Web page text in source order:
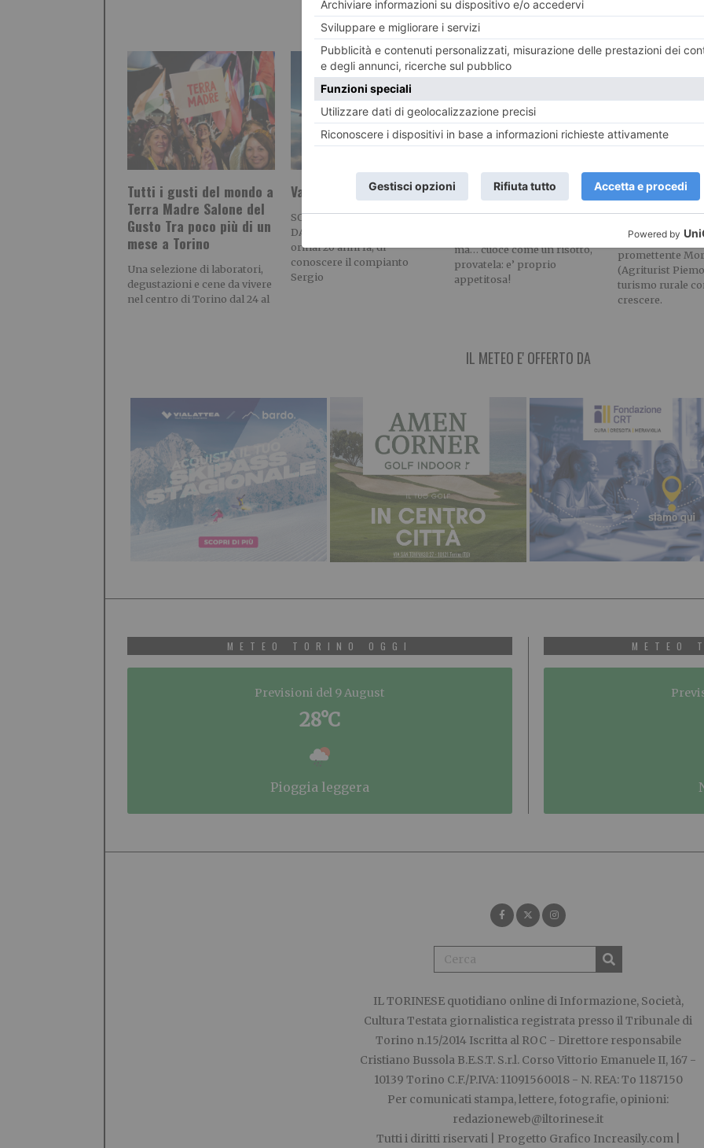
RECENTI:
Tutti i gusti del mondo a
Terra Madre Salone del
Gusto Tra poco più di un
mese a Torino
Una selezione di laboratori,
degustazioni e cene da vivere
nel centro di Torino dal 24 al
Vacanza… da cosa?
SOCIOGRAFIA LETTERE
DAL PRESENTE Ebbi modo,
ormai 20 anni fa, di
conoscere il compianto
Sergio
Pasta risottata alla
mediterranea
ma… cuoce come un risotto,
provatela: e’ proprio
appetitosa!
Agriturismi,
in Piemonte
settembre molto
promettente
(Agriturist
turismo rurale
crescere.
IL METEO E' OFFERTO DA
METEO TORINO OGGI
Previsioni del 9 August
28°C
pioggia leggera
METEO
IL TORINESEquotidiano online di Informazione, Società,
Cultura Testata giornalistica registrata presso il Tribunale di
Torino n.15/2014 Iscritta al ROC - Direttore responsabile
Cristiano Bussola B.E.S.T. S.r.l. Corso Vittorio Emanuele II, 167 -
10139 Torino C.F./P.IVA: 11091560018 - N. REA: To 1187150
Per comunicati stampa, lettere, fotografie, opinioni:
redazioneweb@iltorinese.it
Tutti i diritti riservati | Progetto Grafico Increasily.com|